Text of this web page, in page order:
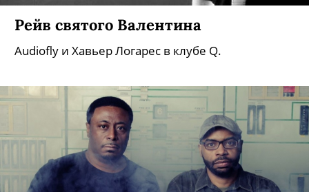
Рейв святого Валентина
Audiofly и Хавьер Логарес в клубе Q.